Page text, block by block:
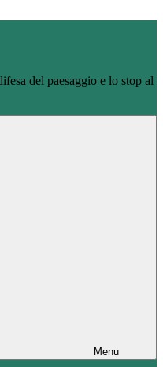
del paesaggio e lo stop al
Menu